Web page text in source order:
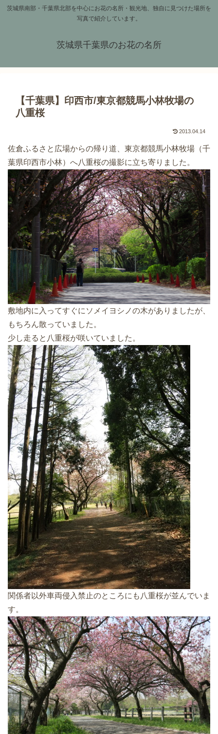
茨城県南部・千葉県北部を中心にお花の名所・観光地、独自に見つけた場所を
写真で紹介しています。
茨城県千葉県のお花の名所
【千葉県】印西市/東京都競馬小林牧場の
八重桜
2013.04.14
佐倉ふるさと広場からの帰り道、東京都競馬小林牧場（千
葉県印西市小林）へ八重桜の撮影に立ち寄りました。
敷地内に入ってすぐにソメイヨシノの木がありましたが、
もちろん散っていました。
少し走ると八重桜が咲いていました。
関係者以外車両侵入禁止のところにも八重桜が並んでいま
す。